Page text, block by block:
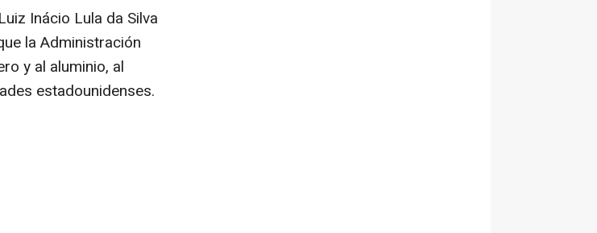
Inácio Lula da Silva
la Administración
y al aluminio, al
estadounidenses.